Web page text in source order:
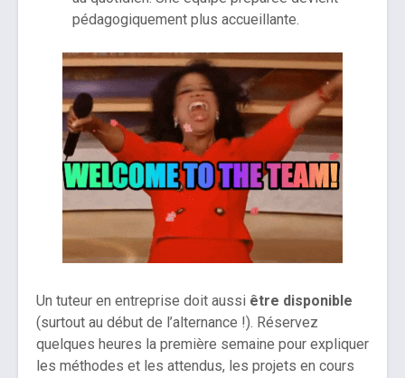
pédagogiquement plus accueillante.
Un tuteur en entreprise doit aussi être disponible
(surtout au début de l’alternance !). Réservez
quelques heures la première semaine pour expliquer
les méthodes et les attendus, les projets en cours